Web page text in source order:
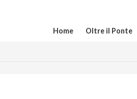
Home Oltre il Ponte